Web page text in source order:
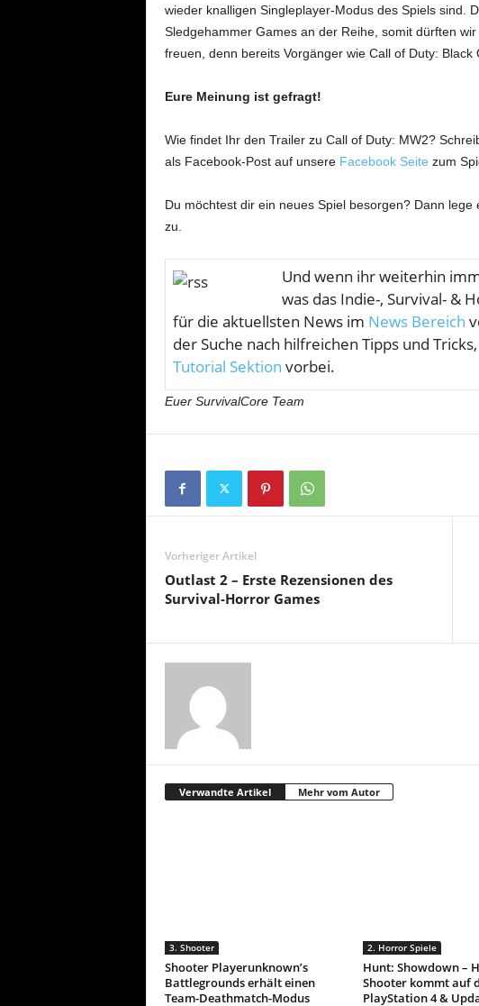
wieder knalligen Singleplayer-Modus des Spiels sind.
Sledgehammer Games an der Reihe, somit dürften
freuen, denn bereits Vorgänger wie Call of Duty: Black
Eure Meinung ist gefragt!
Wie findet Ihr den Trailer zu Call of Duty: MW2?
als Facebook-Post auf unsere Facebook Seite zum
Du möchtest dir ein neues Spiel besorgen? Dann
zu.
Und wenn ihr weiterhin
was das Indie-, Survival- &
für die aktuellsten News im News Bereich
der Suche nach hilfreichen Tipps und
Tutorial Sektion vorbei.
Euer SurvivalCore Team
Vorheriger Artikel
Outlast 2 – Erste Rezensionen des
Survival-Horror Games
Verwandte Artikel Mehr vom Autor
3. Shooter
Shooter Playerunknown’s
Battlegrounds erhält einen
Team-Deathmatch-Modus
2. Horror Spiele
Hunt: Showdown –
Shooter kommt auf
PlayStation 4 &